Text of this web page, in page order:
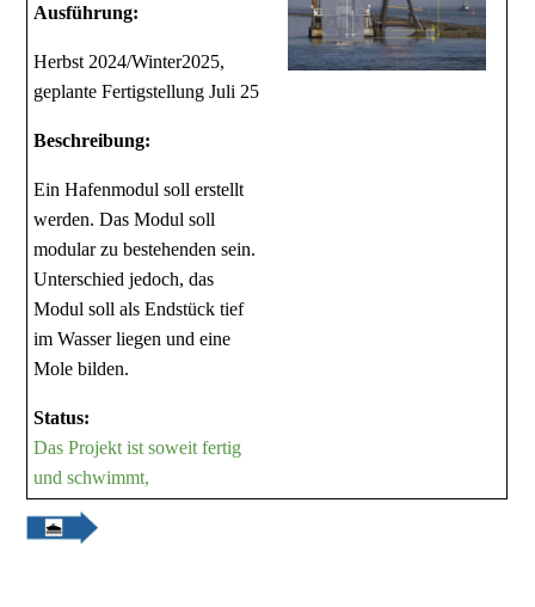
Ausführung:
Herbst 2024/Winter2025,
geplante Fertigstellung Juli 25
Beschreibung:
Ein Hafenmodul soll erstellt
werden. Das Modul soll
modular zu bestehenden sein.
Unterschied jedoch, das
Modul soll als Endstück tief
im Wasser liegen und eine
Mole bilden.
Status:
Das Projekt ist soweit fertig
und schwimmt,